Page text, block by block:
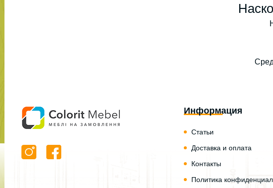
Информация
Статьи
Доставка и оплата
Контакты
Политика